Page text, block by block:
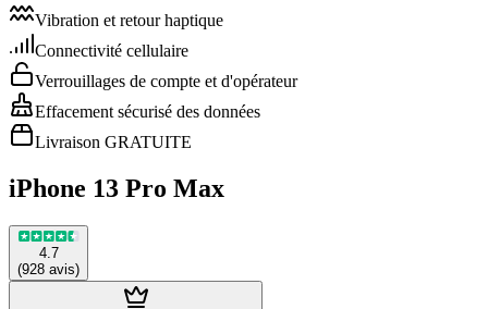
Vibration et retour haptique
Connectivité cellulaire
Verrouillages de compte et d'opérateur
Effacement sécurisé des données
Livraison GRATUITE
iPhone 13 Pro Max
4.7
(928 avis)